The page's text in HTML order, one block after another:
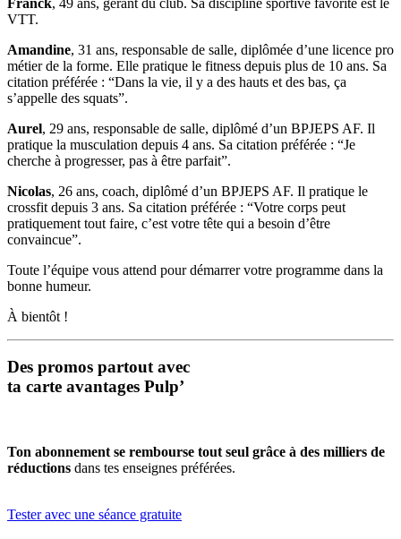
VTT.
Amandine, 31 ans, responsable de salle, diplômée d’une licence pro
métier de la forme. Elle pratique le fitness depuis plus de 10 ans. Sa
citation préférée : “Dans la vie, il y a des hauts et des bas, ça
s’appelle des squats”.
Aurel, 29 ans, responsable de salle, diplômé d’un BPJEPS AF. Il
pratique la musculation depuis 4 ans. Sa citation préférée : “Je
cherche à progresser, pas à être parfait”.
Nicolas, 26 ans, coach, diplômé d’un BPJEPS AF. Il pratique le
crossfit depuis 3 ans. Sa citation préférée : “Votre corps peut
pratiquement tout faire, c’est votre tête qui a besoin d’être
convaincue”.
Toute l’équipe vous attend pour démarrer votre programme dans la
bonne humeur.
À bientôt !
Des promos partout avec
ta carte avantages Pulp’
Ton abonnement se rembourse tout seul grâce à des milliers de
réductions dans tes enseignes préférées.
Tester avec une séance gratuite